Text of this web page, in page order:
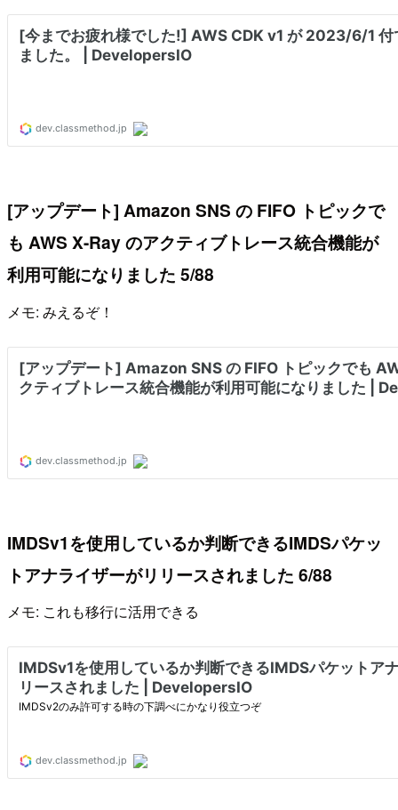
[アップデート] Amazon SNS の FIFO トピックで
も AWS X-Ray のアクティブトレース統合機能が
利用可能になりました 5/88
メモ: みえるぞ！
IMDSv1を使用しているか判断できるIMDSパケッ
トアナライザーがリリースされました 6/88
メモ: これも移行に活用できる